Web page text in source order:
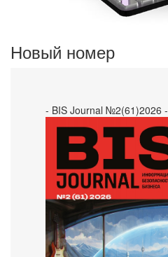
Новый номер
- BIS Journal №2(61)2026 -